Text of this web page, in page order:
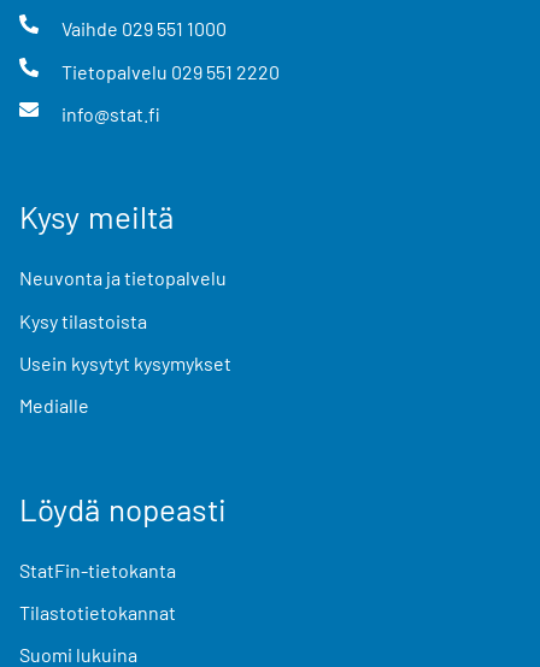
Vaihde 029 551 1000
Tietopalvelu 029 551 2220
info@stat.fi
Kysy meiltä
Neuvonta ja tietopalvelu
Kysy tilastoista
Usein kysytyt kysymykset
Medialle
Löydä nopeasti
StatFin-tietokanta
Tilastotietokannat
Suomi lukuina